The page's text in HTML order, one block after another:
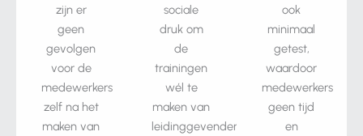
zijn er
geen
gevolgen
voor de
medewerkers
zelf na het
maken van
sociale
druk om
de
trainingen
wél te
maken van
leidinggevenden
ook
minimaal
getest,
waardoor
medewerkers
geen tijd
en